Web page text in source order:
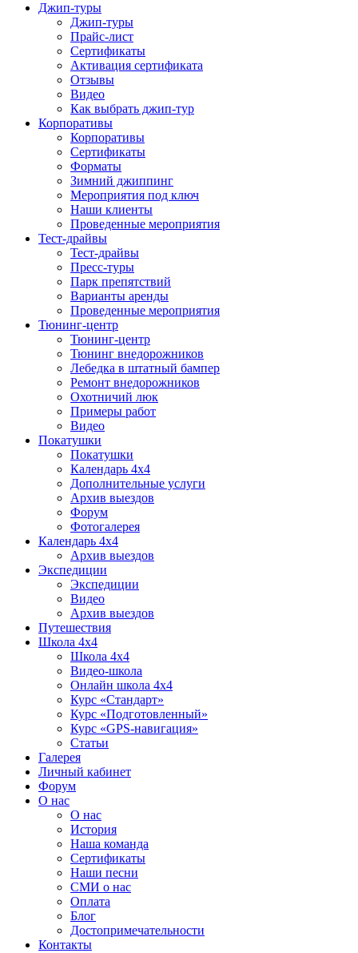
Джип-туры
Джип-туры
Прайс-лист
Сертификаты
Активация сертификата
Отзывы
Видео
Как выбрать джип-тур
Корпоративы
Корпоративы
Сертификаты
Форматы
Зимний джиппинг
Мероприятия под ключ
Наши клиенты
Проведенные мероприятия
Тест-драйвы
Тест-драйвы
Пресс-туры
Парк препятствий
Варианты аренды
Проведенные мероприятия
Тюнинг-центр
Тюнинг-центр
Тюнинг внедорожников
Лебедка в штатный бампер
Ремонт внедорожников
Охотничий люк
Примеры работ
Видео
Покатушки
Покатушки
Календарь 4х4
Дополнительные услуги
Архив выездов
Форум
Фотогалерея
Календарь 4х4
Архив выездов
Экспедиции
Экспедиции
Видео
Архив выездов
Путешествия
Школа 4х4
Школа 4х4
Видео-школа
Онлайн школа 4х4
Курс «Стандарт»
Курс «Подготовленный»
Курс «GPS-навигация»
Статьи
Галерея
Личный кабинет
Форум
О нас
О нас
История
Наша команда
Сертификаты
Наши песни
СМИ о нас
Оплата
Блог
Достопримечательности
Контакты